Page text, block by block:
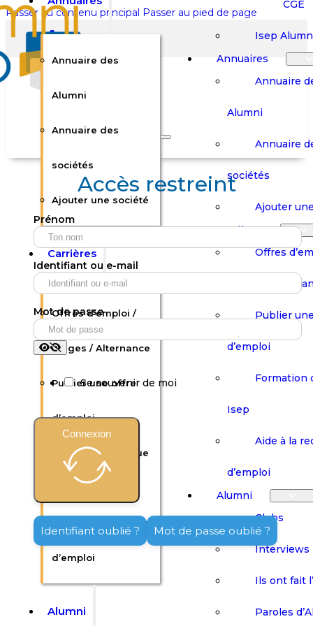
Passer au contenu principal Passer au pied de page
Rechercher sur le site
Rechercher
Votre panier est vide.
Boutique
Panier
Boutique
Annuaire des
Alumni
Annuaire des
sociétés
Ajouter une société
Carrières
Offres d’emploi /
Stages / Alternance
Publier une offre
d’emploi
Formation continue
Aide à la recherche
d’emploi
Alumni
CGE
Isep
Annuaires
Annuaire
Alumni
Annuaire
sociétés
Ajouter
Carrières
Offres
Stages /
Publier
d’emploi
Formation
Isep
Aide à la
d’emploi
Alumni
Clubs
Interviews
Ils ont fait
Paroles
Accès restreint
Prénom
Identifiant ou e-mail
Mot de passe
Se souvenir de moi
Connexion
Identifiant oublié ? Mot de passe oublié ?